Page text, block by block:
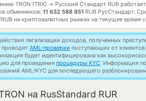
TRON (TRX) → Русский Стандарт RUB работает
обменников: 11 632 588 851 RUB РусСтандарт.
на криптовалютных рынках на текущее время
легализации доходов, полученных
проводят AML-проверки поступающих от клиентов
будет идентифицирована как
для проведения процедуры KYC. Информация
AML/KYC для последующего
на RusStandard RUR